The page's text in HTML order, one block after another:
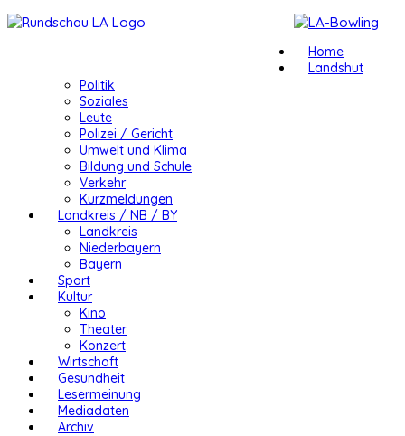
Home
Landshut
Politik
Soziales
Leute
Polizei / Gericht
Umwelt und Klima
Bildung und Schule
Verkehr
Kurzmeldungen
Landkreis / NB / BY
Landkreis
Niederbayern
Bayern
Sport
Kultur
Kino
Theater
Konzert
Wirtschaft
Gesundheit
Lesermeinung
Mediadaten
Archiv